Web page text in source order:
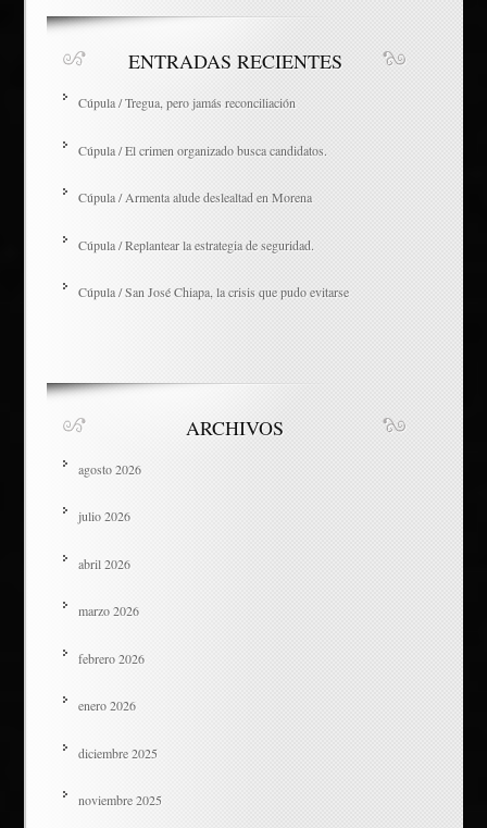
ENTRADAS RECIENTES
Cúpula / Tregua, pero jamás reconciliación
Cúpula / El crimen organizado busca candidatos.
Cúpula / Armenta alude deslealtad en Morena
Cúpula / Replantear la estrategia de seguridad.
Cúpula / San José Chiapa, la crisis que pudo evitarse
ARCHIVOS
agosto 2026
julio 2026
abril 2026
marzo 2026
febrero 2026
enero 2026
diciembre 2025
noviembre 2025